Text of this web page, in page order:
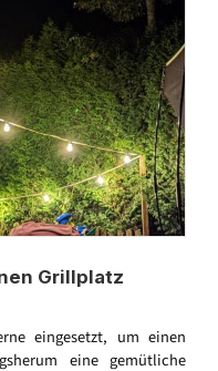
Grillplatz
eingesetzt, um einen
eine gemütliche